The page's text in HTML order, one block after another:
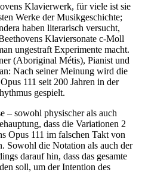
Klavierwerk, für viele ist sie
Werke der Musikgeschichte;
haben literarisch versucht,
Klaviersonate c-Moll
ungestraft Experimente macht.
(Aboriginal Métis), Pianist und
Nach seiner Meinung wird die
111 seit 200 Jahren in der
gespielt.
– sowohl physischer als auch
dass die Variationen 2
Opus 111 im falschen Takt von
Sowohl die Notation als auch der
darauf hin, dass das gesamte
soll, um der Intention des